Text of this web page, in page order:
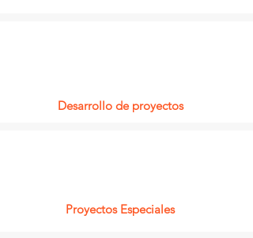
Desarrollo de proyectos
Proyectos Especiales